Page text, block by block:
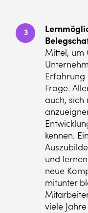
3
Mittel, um
Erfahrung
Frage.
auch, sich
kennen.
und
neue
mitunter
viele